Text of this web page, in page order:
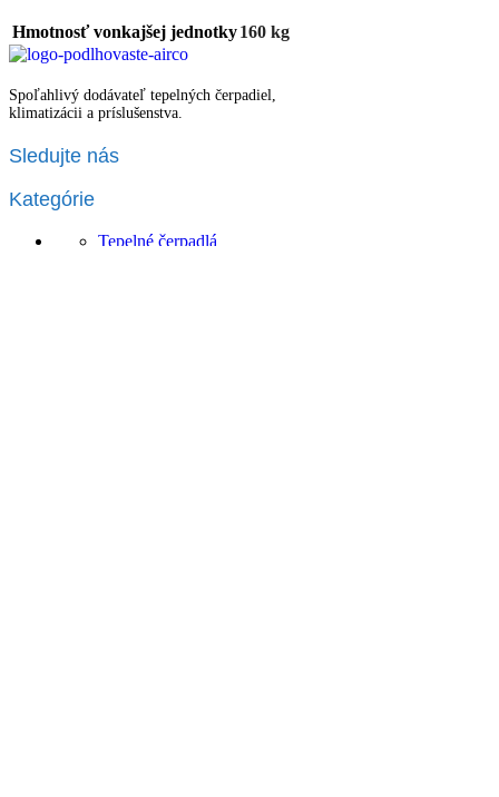
Hmotnosť vonkajšej jednotky160 kg
Spoľahlivý dodávateľ tepelných čerpadiel,
klimatizácii a príslušenstva.
Sledujte nás
Kategórie
Tepelné čerpadlá